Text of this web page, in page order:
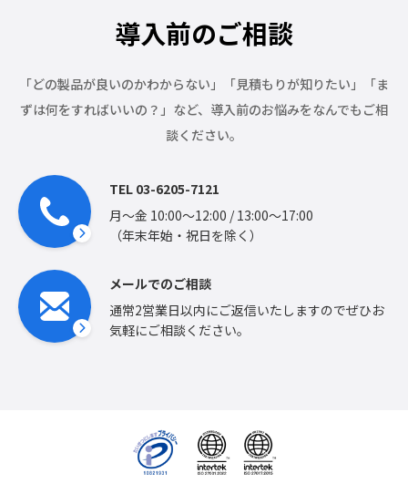
導入前のご相談
「どの製品が良いのかわからない」「見積もりが知りたい」「ま
ずは何をすればいいの？」など、 導入前のお悩みをなんでもご相
談ください。
TEL 03-6205-7121
月〜金 10:00〜12:00 / 13:00〜17:00
（年末年始・祝日を除く）
メールでのご相談
通常2営業日以内にご返信いたしますのでぜひお
気軽にご相談ください。